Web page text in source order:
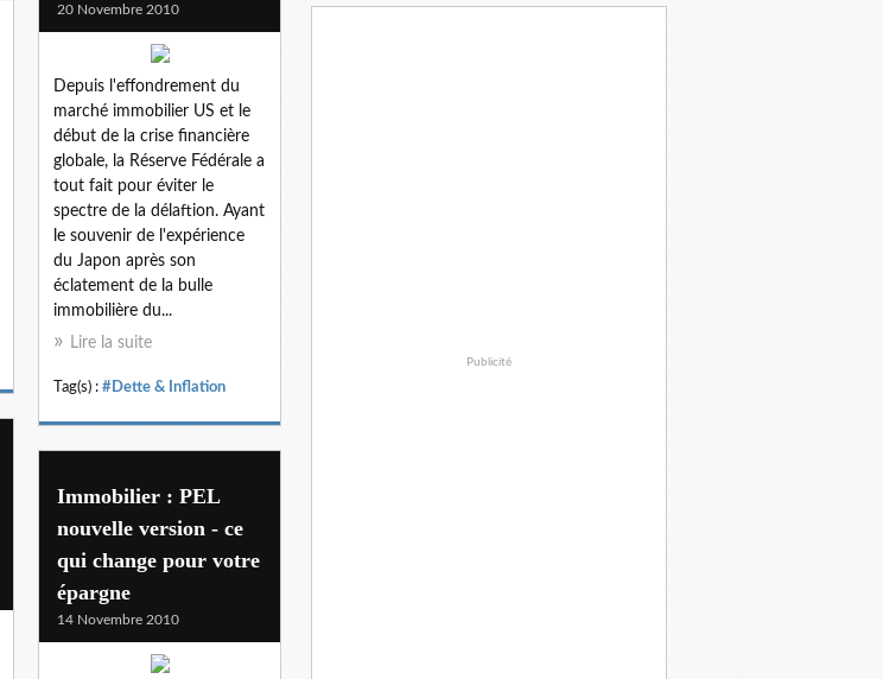
20 Novembre 2010
Depuis l'effondrement du
marché immobilier US et le
début de la crise financière
globale, la Réserve Fédérale a
tout fait pour éviter le
spectre de la délaftion. Ayant
le souvenir de l'expérience
du Japon après son
éclatement de la bulle
immobilière du...
Lire la suite
Tag(s) : #Dette & Inflation
Immobilier : PEL
nouvelle version - ce
qui change pour votre
épargne
14 Novembre 2010
Publicité